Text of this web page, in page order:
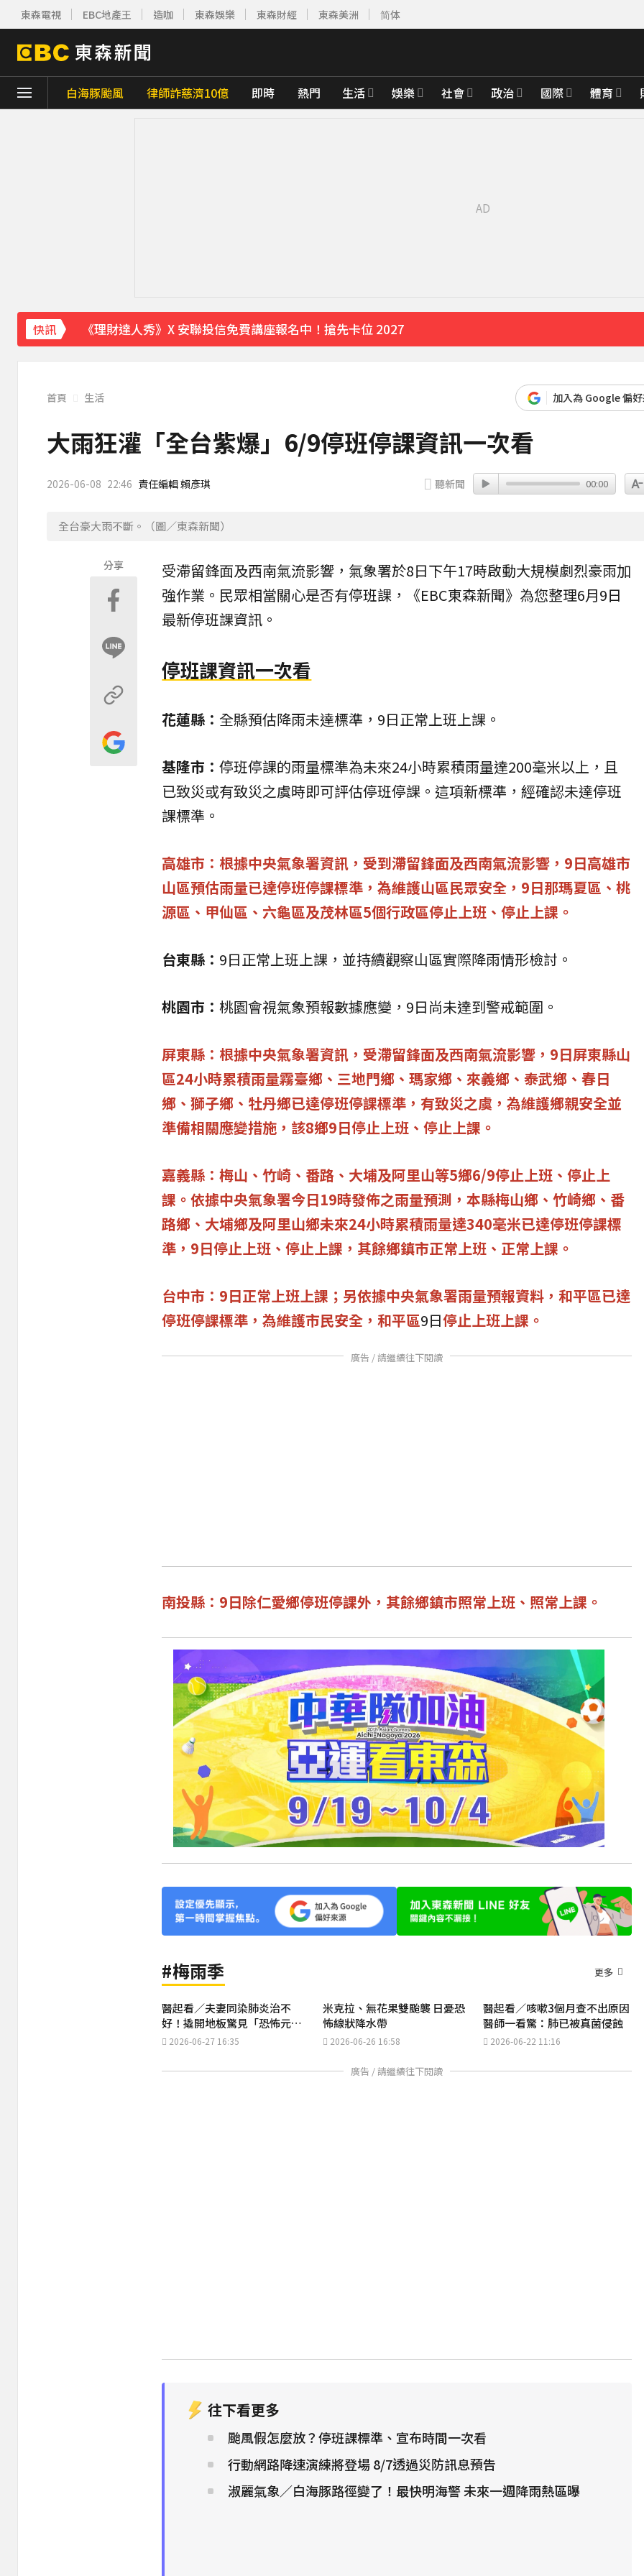
東森電視 EBC地產王 造咖 東森娛樂 東森財經 東森美洲 简体
白海豚颱風 律師詐慈濟10億 即時 熱門 生活 娛樂 社會 政治 國際 體育
快訊
下載東森App，隨時掌握天下大小事！
首頁 生活 加入為 Google 偏
大雨狂灌「全台紫爆」6/9停班停課資訊一次看
2026-06-08 22:46 責任編輯 賴彥琪 聽新聞 00:00
全台豪大雨不斷。（圖／東森新聞）
分享 受滯留鋒面及西南氣流影響，氣象署於8日下午17時啟動大規模劇烈豪雨加
強作業。民眾相當關心是否有停班課，《EBC東森新聞》為您整理6月9日
最新停班課資訊。
停班課資訊一次看
花蓮縣： 全縣預估降雨未達標準，9日正常上班上課。
基隆市：停班停課的雨量標準為未來24小時累積雨量達200毫米以上，且
已致災或有致災之虞時即可評估停班停課。這項新標準，經確認未達停班
課標準。
高雄市：根據中央氣象署資訊，受到滯留鋒面及西南氣流影響，9日高雄市
山區預估雨量已達停班停課標準，為維護山區民眾安全，9日那瑪夏區、桃
源區、甲仙區、六龜區及茂林區5個行政區停止上班、停止上課。
台東縣： 9日正常上班上課，並持續觀察山區實際降雨情形檢討。
桃園市：桃園會視氣象預報數據應變，9日尚未達到警戒範圍。
屏東縣：根據中央氣象署資訊，受滯留鋒面及西南氣流影響，9日屏東縣山
區24小時累積雨量霧臺鄉、三地門鄉、瑪家鄉、來義鄉、泰武鄉、春日
鄉、獅子鄉、牡丹鄉已達停班停課標準，有致災之虞，為維護鄉親安全並
準備相關應變措施，該8鄉9日停止上班、停止上課。
嘉義縣：梅山、竹崎、番路、大埔及阿里山等5鄉6/9停止上班、停止上
課。依據中央氣象署今日19時發佈之雨量預測，本縣梅山鄉、竹崎鄉、番
路鄉、大埔鄉及阿里山鄉未來24小時累積雨量達340毫米已達停班停課標
準，9日停止上班、停止上課，其餘鄉鎮市正常上班、正常上課。
台中市：9日正常上班上課；另依據中央氣象署雨量預報資料，和平區已達
停班停課標準，為維護市民安全，和平區9日停止上班上課。
廣告 / 請繼續往下閱讀
南投縣：9日除仁愛鄉停班停課外，其餘鄉鎮市照常上班、照常上課。
#梅雨季 更多
醫起看／夫妻同染肺炎治不
好！撬開地板驚見「恐怖元
凶」醫點名4大族群要注意
2026-06-27 16:35
米克拉、無花果雙颱襲 日憂恐
怖線狀降水帶
2026-06-26 16:58
醫起看／咳嗽3個月查不出原因
醫師一看驚：肺已被真菌侵蝕
2026-06-22 11:16
廣告 / 請繼續往下閱讀
往下看更多
颱風假怎麼放？停班課標準、宣布時間一次看
行動網路降速演練將登場 8/7透過災防訊息預告
淑麗氣象／白海豚路徑變了！最快明海警 未來一週降雨熱區曝